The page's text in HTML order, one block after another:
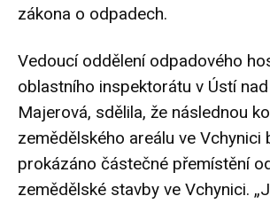
zákona o odpadech.
Vedoucí oddělení odpadového
oblastního inspektorátu v Ústí
Majerová, sdělila, že následnou
zemědělského areálu ve Vchynici
prokázáno částečné přemístění
zemědělské stavby ve Vchynici.